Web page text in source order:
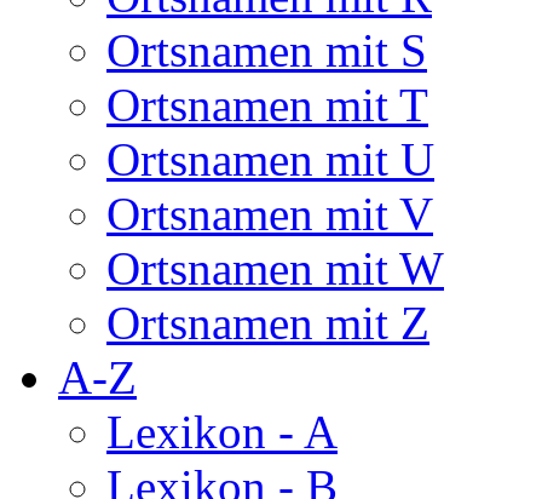
Ortsnamen mit S
Ortsnamen mit T
Ortsnamen mit U
Ortsnamen mit V
Ortsnamen mit W
Ortsnamen mit Z
A-Z
Lexikon - A
Lexikon - B